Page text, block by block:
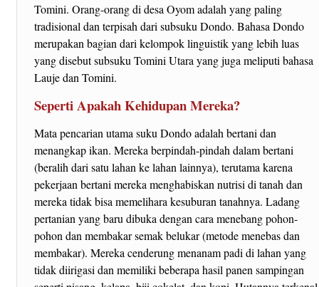
Tomini. Orang-orang di desa Oyom adalah yang paling
tradisional dan terpisah dari subsuku Dondo. Bahasa Dondo
merupakan bagian dari kelompok linguistik yang lebih luas
yang disebut subsuku Tomini Utara yang juga meliputi bahasa
Lauje dan Tomini.
Seperti Apakah Kehidupan Mereka?
Mata pencarian utama suku Dondo adalah bertani dan
menangkap ikan. Mereka berpindah-pindah dalam bertani
(beralih dari satu lahan ke lahan lainnya), terutama karena
pekerjaan bertani mereka menghabiskan nutrisi di tanah dan
mereka tidak bisa memelihara kesuburan tanahnya. Ladang
pertanian yang baru dibuka dengan cara menebang pohon-
pohon dan membakar semak belukar (metode menebas dan
membakar). Mereka cenderung menanam padi di lahan yang
tidak diirigasi dan memiliki beberapa hasil panen sampingan